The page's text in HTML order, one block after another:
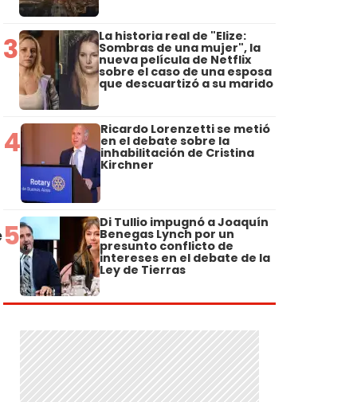
3 La historia real de "Elize:
Sombras de una mujer", la
nueva película de Netflix
sobre el caso de una esposa
que descuartizó a su marido
4 Ricardo Lorenzetti se metió
en el debate sobre la
inhabilitación de Cristina
Kirchner
5 Di Tullio impugnó a Joaquín
Benegas Lynch por un
presunto conflicto de
intereses en el debate de la
Ley de Tierras